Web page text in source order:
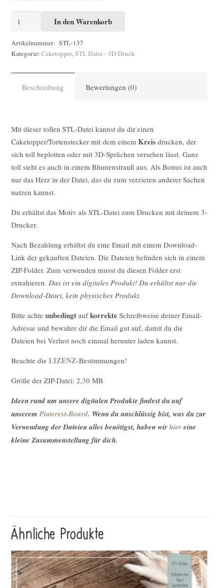
Caketopper
Kreis
In den Warenkorb
Artikelnummer: STL-137
Kategorie: Caketopper,STL Datei - 3D Druck
Beschreibung Bewertungen (0)
Mit dieser tollen STL-Datei kannst du dir einen
Caketopper/Tortenstecker mit dem einem Kreis drucken, der
sich toll beplotten oder mit 3D-Sprüchen versehen lässt. Ganz
toll sieht es auch in einem Blumenstrauß aus. Als Bonus ist auch
nur das Herz in der Datei, das du zum verzieren anderer Sachen
nutzen kannst.
Du erhältst das Motiv als STL-Datei zum Drucken mit deinem 3-
Drucker.
Nach Bezahlung erhältst du eine Email mit einem Download-
Link der gekauften Dateien. Die Dateien befinden sich in einem
ZIP-Folder. Zum verwenden musst du diesen Folder erst
extrahieren. Das ist ein digitales Produkt! Du erhältst nur die
Download-Datei, kein physisches Produkt.
Bitte achte unbedingtaufkorrekteSchreibweise deiner Email-
Adresse und bewahre dir die Email gut auf, damit du die
Dateien bei Verlust noch einmal herunter laden kannst.
Beachte die LIZENZ-Bestimmungen!
Größe der ZIP-Datei: 2,30 MB
Ideen rund um unsere digitalen Produkte findest du auf
unserem Pinterest-Board. Wenn du unschlüssig bist, was du zur
Verwendung der Dateien alles benötigst, haben wirhiereine
kleine Zusammenstellung für dich.
Ähnliche Produkte